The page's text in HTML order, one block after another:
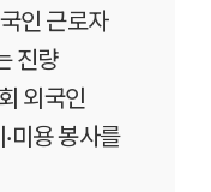
인 근로자
진량
외국인
미용 봉사를